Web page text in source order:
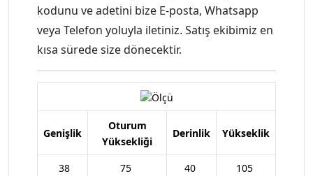
kodunu ve adetini bize E-posta, Whatsapp
veya Telefon yoluyla iletiniz. Satış ekibimiz en
kısa sürede size dönecektir.
Genişlik
Oturum
Yüksekliği
Derinlik Yükseklik
38 75 40
105